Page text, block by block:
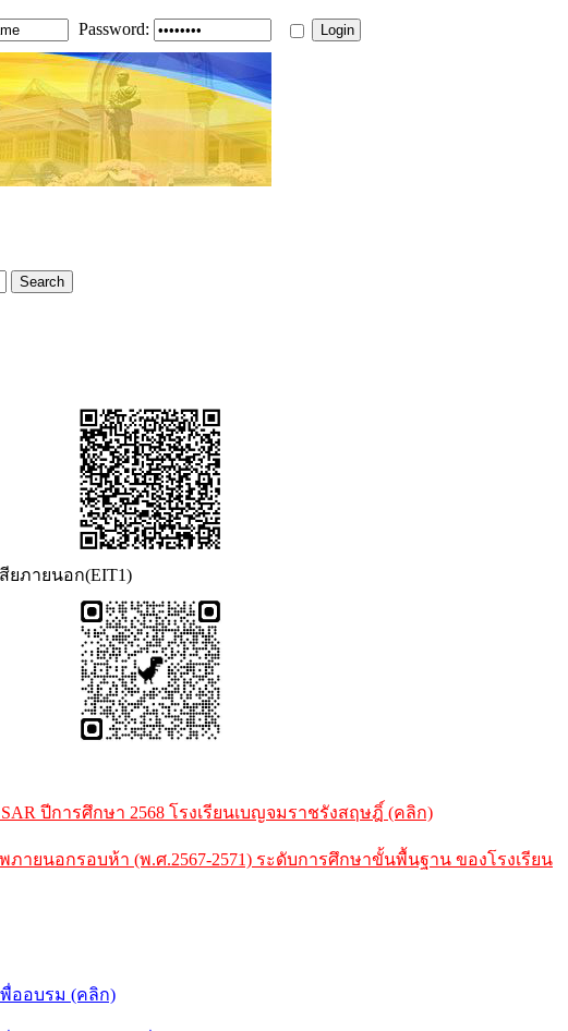
Password:
ยภายนอก(EIT1)
ปีการศึกษา 2568 โรงเรียนเบญจมราชรังสฤษฎิ์ (คลิก)
ายนอกรอบห้า (พ.ศ.2567-2571) ระดับการศึกษาขั้นพื้นฐาน ของโรงเรียน
ออบรม (คลิก)